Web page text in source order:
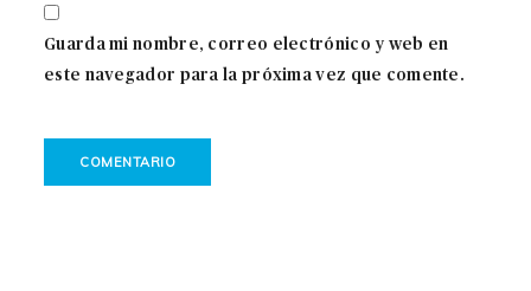
Guarda mi nombre, correo electrónico y web en
este navegador para la próxima vez que comente.